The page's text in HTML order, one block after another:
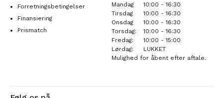
Forretningsbetingelser
Finansiering
Prismatch
Mandag
10:00 - 16:30
Tirsdag
10:00 - 16:30
Onsdag
10:00 - 16:30
Torsdag:
10:00 - 16:30
Fredag:
10:00 - 15:00
Lørdag:
LUKKET
Mulighed for åbent efter aftale.